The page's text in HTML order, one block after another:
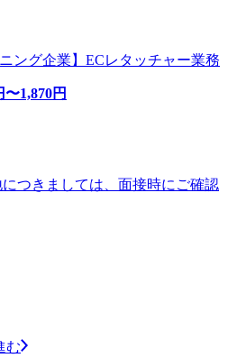
ング企業】ECレタッチャー業務
〜1,870円
つきましては、面接時にご確認
む